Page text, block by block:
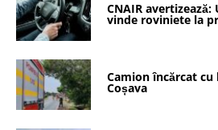
CNAIR
vinde roviniete la
Camion încărcat
Coșava